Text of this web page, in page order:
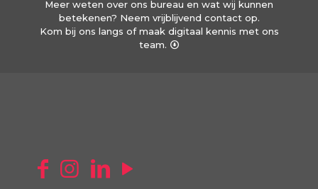
Meer weten over ons bureau en wat wij kunnen
betekenen? Neem vrijblijvend contact op.
Kom bij ons langs of maak digitaal kennis met ons
team.